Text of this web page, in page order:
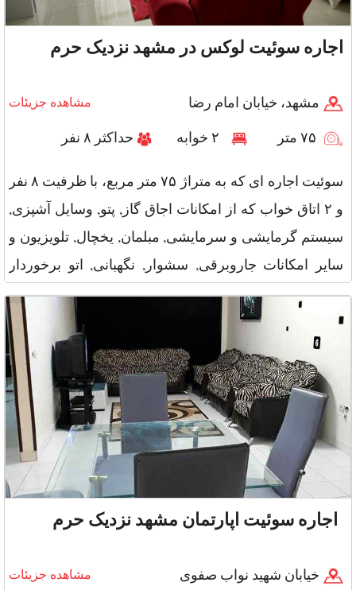
اجاره سوئیت لوکس در مشهد نزدیک حرم
مشهد، خیابان امام رضا مشاهده جزیئات
حداکثر ۸ نفر
سوئیت اجاره ای که به متراژ ۷۵ متر مربع، با ظرفیت ۸ نفر
و ۲ اتاق خواب که از امکانات اجاق گاز, پتو, وسایل آشپزی,
سیستم گرمایشی و سرمایشی, مبلمان, یخچال, تلویزیون و
سایر امکانات جاروبرقی, سشوار, نگهبانی, اتو برخوردار
است و
اجاره سوئیت اپارتمان مشهد نزدیک حرم
خیابان شهید نواب صفوی مشاهده جزیئات